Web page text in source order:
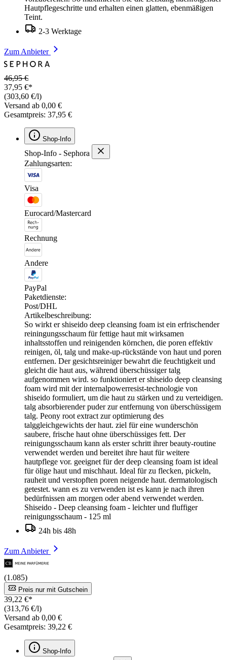
Hautpflegeschritte und erhalten einen glatten, ebenmäßigen
Teint.
2-3 Werktage
Zum Anbieter
46,95 €
37,95 €*
(303,60 €/l)
Versand ab 0,00 €
Gesamtpreis: 37,95 €
Shop-Info
Shop-Info - Sephora
Zahlungsarten:
Visa
Eurocard/Mastercard
Rechnung
Andere
PayPal
Paketdienste:
Post/DHL
Artikelbeschreibung:
So wirkt er shiseido deep cleansing foam ist ein erfrischender
reiningungsschaum für fettige haut mit wirksamen
inhaltsstoffen und reinigenden körnchen, die poren effektiv
reinigen, öl, talg und make-up-rückstände von haut und poren
entfernen. Der gesichtsreiniger bewahrt die feuchtigkeit und
gleicht die haut aus, während überschüssiger talg
aufgenommen wird. so funktioniert er shiseido deep cleansing
foam wird mit der internalpowerresist-technologie von
shiseido formuliert, um die haut zu stärken und zu verteidigen.
talg absorbierender puder zur entfernung von überschüssigem
talg. Peony root extract zur optimierung des
talggleichgewichts der haut. ziel für eine wunderschön
saubere, frische haut ohne überschüssiges fett. Der
reinigungsschaum kann als erster schritt ihrer beauty-routine
verwendet werden und bereitet ihre haut für weitere
hautpflege vor. geeignet für der deep cleansing foam ist ideal
für ölige haut und mischhaut. Ideal für zu flecken, pickeln,
rauheit und verstopften poren neigende haut. dermatologisch
getestet. wann es zu verwenden ist es kann je nach ihren
bedürfnissen am morgen oder abend verwendet werden.
Shiseido - Deep cleansing foam - leichter und fluffiger
reinigungsschaum - 125 ml
24h bis 48h
Zum Anbieter
(1.085)
Preis nur mit Gutschein
39,22 €*
(313,76 €/l)
Versand ab 0,00 €
Gesamtpreis: 39,22 €
Shop-Info